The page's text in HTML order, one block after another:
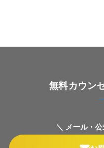
無料カウン
＼ メール・